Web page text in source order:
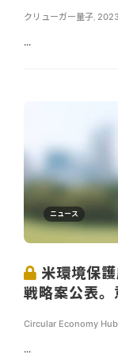
クリューガー量子
...
ニュース
米環境保
戦略案公表
Circular Economy
...